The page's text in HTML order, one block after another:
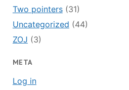
Two pointers(31)
Uncategorized (44)
ZOJ (3)
META
Log in